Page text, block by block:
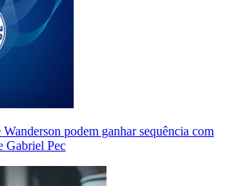
podem ganhar sequência com
Gabriel Pec